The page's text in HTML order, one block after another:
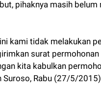
pihaknya masih
kami tidak melakukan
surat
kita kabulkan
Suroso, Rabu (27/5/